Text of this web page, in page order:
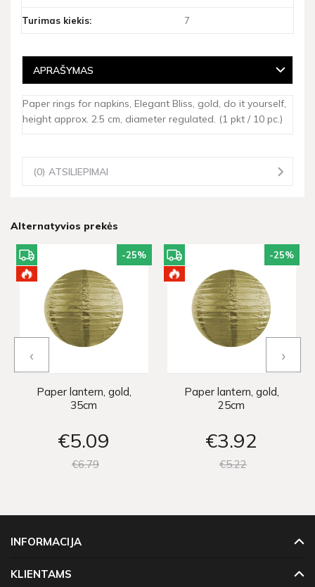
Turimas kiekis: 7
APRAŠYMAS
Paper rings for napkins, Elegant Bliss, gold, do it yourself,
height approx. 2.5 cm, diameter regulated. (1 pkt / 10 pc.)
(0) ATSILIEPIMAI
Alternatyvios prekės
-25%
Paper lantern, gold,
35cm
€5 09
€679
-25%
Paper lantern, gold,
25cm
€3 92
€522
‹ ›
INFORMACIJA
KLIENTAMS